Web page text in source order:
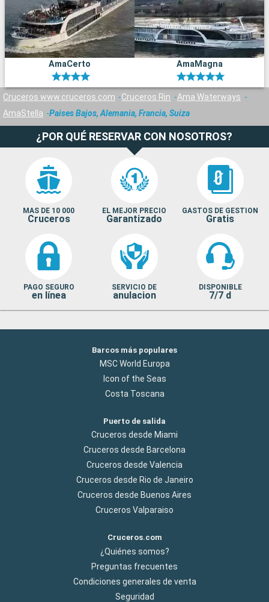
AmaCerto AmaMagna
Cruceros www.cruceros.com Cruceros Rin
Ama Waterways
AmaStella
Paises Bajos, Alemania, Francia, Suiza
¿POR QUÉ RESERVAR CON NOSOTROS?
MAS DE 10 000
Cruceros
EL MEJOR PRECIO
Garantizado
GASTOS DE GESTION
Gratis
PAGO SEGURO
en línea
SERVICIO DE
anulacion
DISPONIBLE
7/7 d
Barcos más populares
MSC World Europa
Icon of the Seas
Costa Toscana
Puerto de salida
Cruceros desde Miami
Cruceros desde Barcelona
Cruceros desde Valencia
Cruceros desde Rio de Janeiro
Cruceros desde Buenos Aires
Cruceros Valparaiso
Cruceros.com
¿Quiénes somos?
Preguntas frecuentes
Condiciones generales de venta
Seguridad